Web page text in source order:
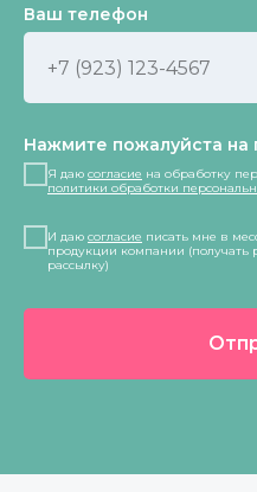
Ваш телефон
Нажмите пожалуйста на
Я даю согласие на обработку
политики обработки
И даю согласие писать мне в
продукции компании
рассылку)